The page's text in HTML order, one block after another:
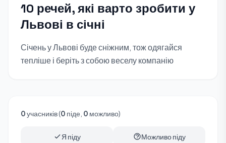
10 речей, які варто зробити у
Львові в січні
Січень у Львові буде сніжним, тож одягайся
тепліше і беріть з собою веселу компанію
0учасників (0 піде, 0 можливо)
Я піду Можливо піду